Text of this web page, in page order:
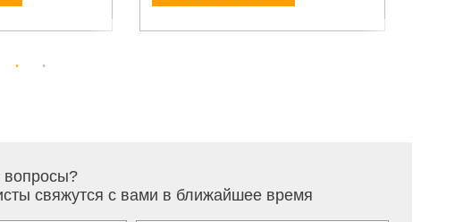
вопросы?
свяжутся с вами в ближайшее время